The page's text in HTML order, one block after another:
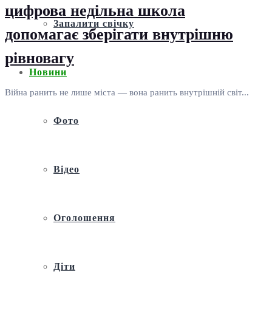
Запалити свічку
Новини
Фото
Відео
Оголошення
Діти
цифрова недільна школа
допомагає зберігати внутрішню
рівновагу
Війна ранить не лише міста — вона ранить внутрішній світ...